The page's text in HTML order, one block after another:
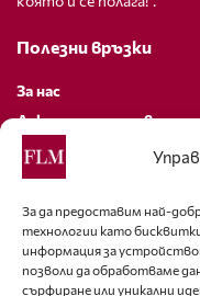
За да предоставим най-
технологии като
информация за
позволи да обработваме
сърфиране или уникални
Полезни връзки
За нас
Декларация за
Политика за бисквитки
За контакти
editor@fashion-
+359 88 227 33 47